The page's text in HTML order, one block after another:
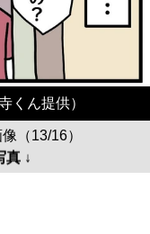
くん提供）
（13/16）
真 ↓